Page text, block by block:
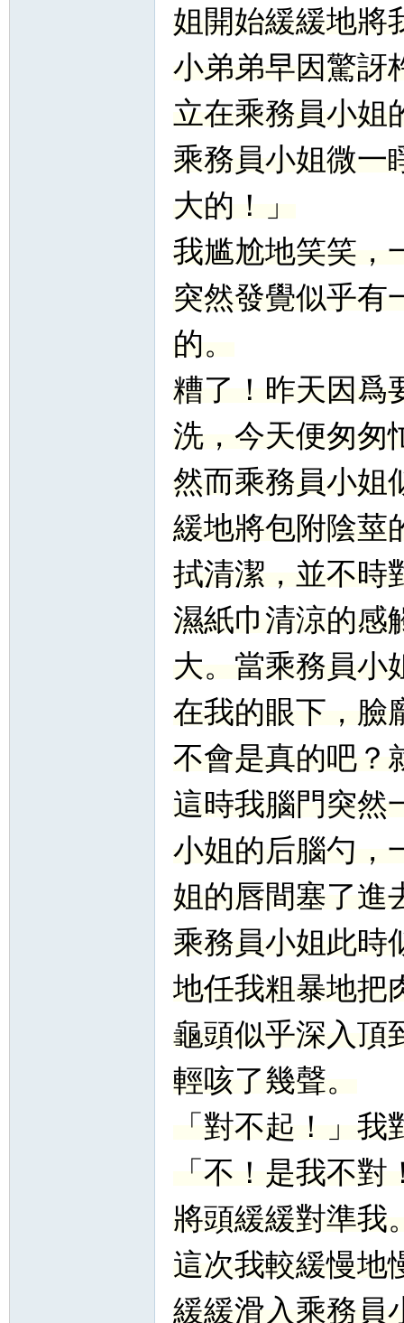
姐開始緩緩地將
小弟弟早因驚訝
立在乘務員小姐
乘務員小姐微一
大的！」
我尴尬地笑笑，
突然發覺似乎有
的。
糟了！昨天因爲
洗，今天便匆匆
然而乘務員小姐
緩地將包附陰莖
拭清潔，並不時
濕紙巾清涼的感
大。當乘務員小
在我的眼下，臉
不會是真的吧？
這時我腦門突然
小姐的后腦勺，
姐的唇間塞了進
乘務員小姐此時
地任我粗暴地把
龜頭似乎深入頂
輕咳了幾聲。
「對不起！」
「不！是我不
將頭緩緩對準我
這次我較緩慢地
緩緩滑入乘務員